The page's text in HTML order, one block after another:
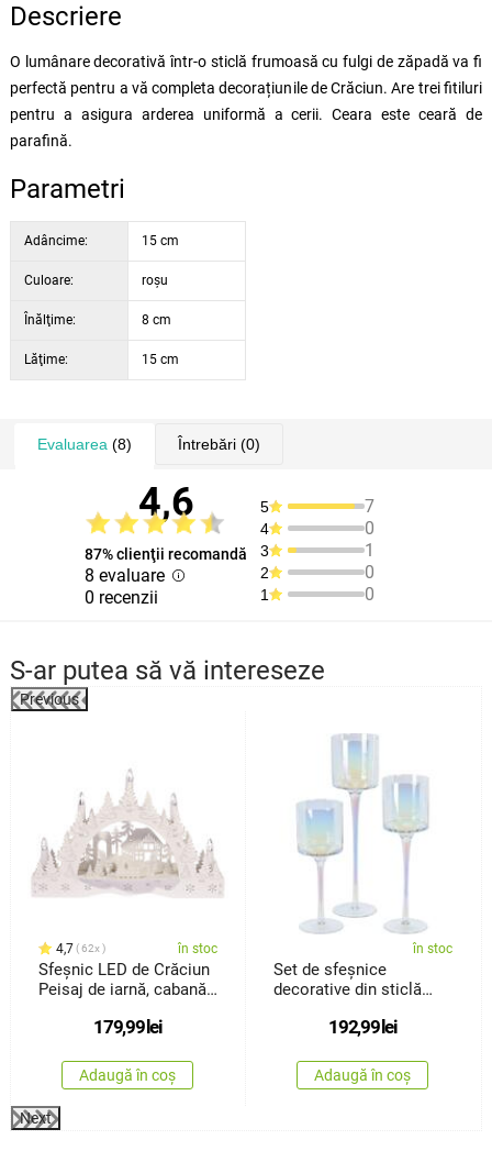
Descriere
O lumânare decorativă într-o sticlă frumoasă cu fulgi de zăpadă va fi
perfectă pentru a vă completa decorațiunile de Crăciun. Are trei fitiluri
pentru a asigura arderea uniformă a cerii. Ceara este ceară de
parafină.
Parametri
Adâncime: 15 cm
Culoare: roșu
Înălţime: 8 cm
Lăţime: 15 cm
Evaluarea (8) Întrebări(0)
4,6
87% clienţii recomandă
8 evaluare
0 recenzii
5 7
4 0
3 1
2 0
1 0
S-ar putea să vă intereseze
Previous
4,7 62x în stoc
Sfeșnic LED de Crăciun
Peisaj de iarnă, cabană
179,99 lei
Adaugă în coș
în stoc
Set de sfeșnice
decorative din sticlă
192,99 lei
Adaugă în coș
Next